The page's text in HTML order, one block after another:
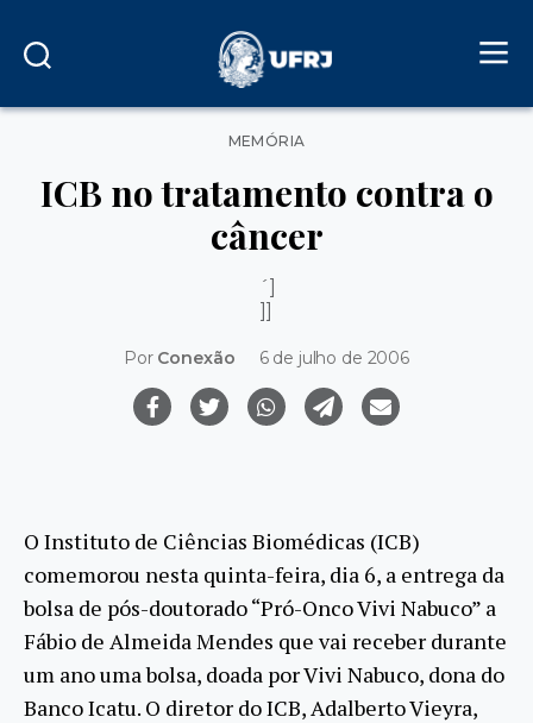
Categorias
MEMÓRIA
ICB no tratamento contra o
câncer
´]
]]
Por Conexão 6 de julho de 2006
O Instituto de Ciências Biomédicas (ICB)
comemorou nesta quinta-feira, dia 6, a entrega da
bolsa de pós-doutorado “Pró-Onco Vivi Nabuco” a
Fábio de Almeida Mendes que vai receber durante
um ano uma bolsa, doada por Vivi Nabuco, dona do
Banco Icatu. O diretor do ICB, Adalberto Vieyra,